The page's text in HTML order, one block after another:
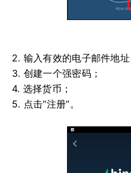
2. 输入有效的电子邮件地址
3. 创建一个强密码；
4. 选择货币；
5. 点击“注册”。